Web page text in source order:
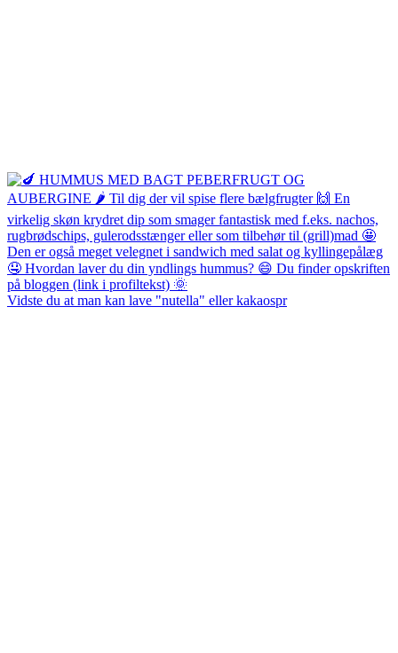
Vidste du at man kan lave "nutella" eller kakaospr